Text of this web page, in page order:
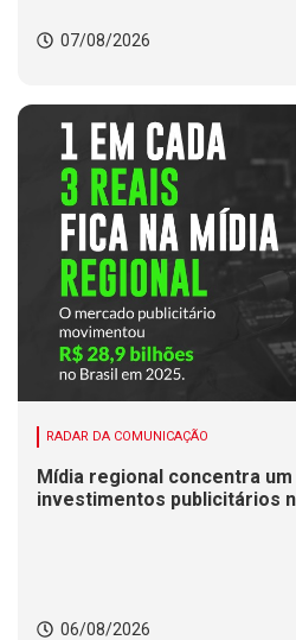
07/08/2026
RADAR DA COMUNICAÇÃO
Mídia regional concentra
investimentos publicitários
06/08/2026